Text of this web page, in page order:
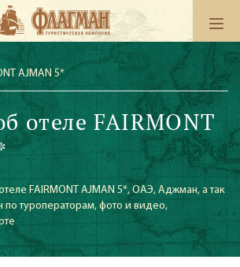
AJMAN 5*
отеле FAIRMONT
FAIRMONT AJMAN 5*, ОАЭ, Аджман, а так
по туроператорам, фото и видео,